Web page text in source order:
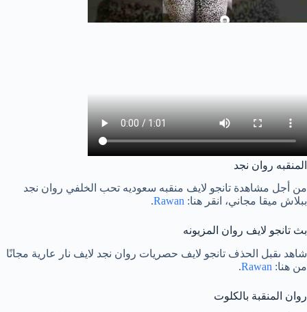
المنقبه روان نجد
من أجل مشاهدة تانجو لايف منقبه سعوديه تحب الخلفي روان نجد
ببلاش ميقا مجاني، انقر هنا: Rawan
.
بث تانجو لايف روان المزيونه
شاهد ىقبل الحذف تانجو لايف حصريات روان نجد لايف نار عارية مجانًا
من هنا: Rawan
.
روان المنقبة بالكلوت